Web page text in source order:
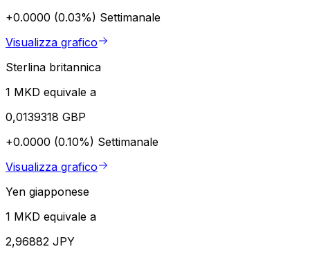
+0.0000 (0.03%) Settimanale
Visualizza grafico
Sterlina britannica
1 MKD equivale a
0,0139318 GBP
+0.0000 (0.10%) Settimanale
Visualizza grafico
Yen giapponese
1 MKD equivale a
2,96882 JPY